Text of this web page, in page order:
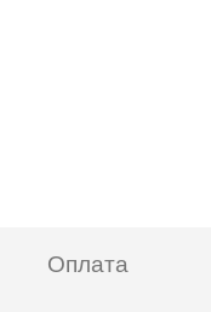
Оплата